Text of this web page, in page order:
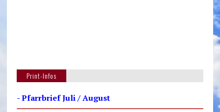
Print-Infos
- Pfarrbrief Juli / August